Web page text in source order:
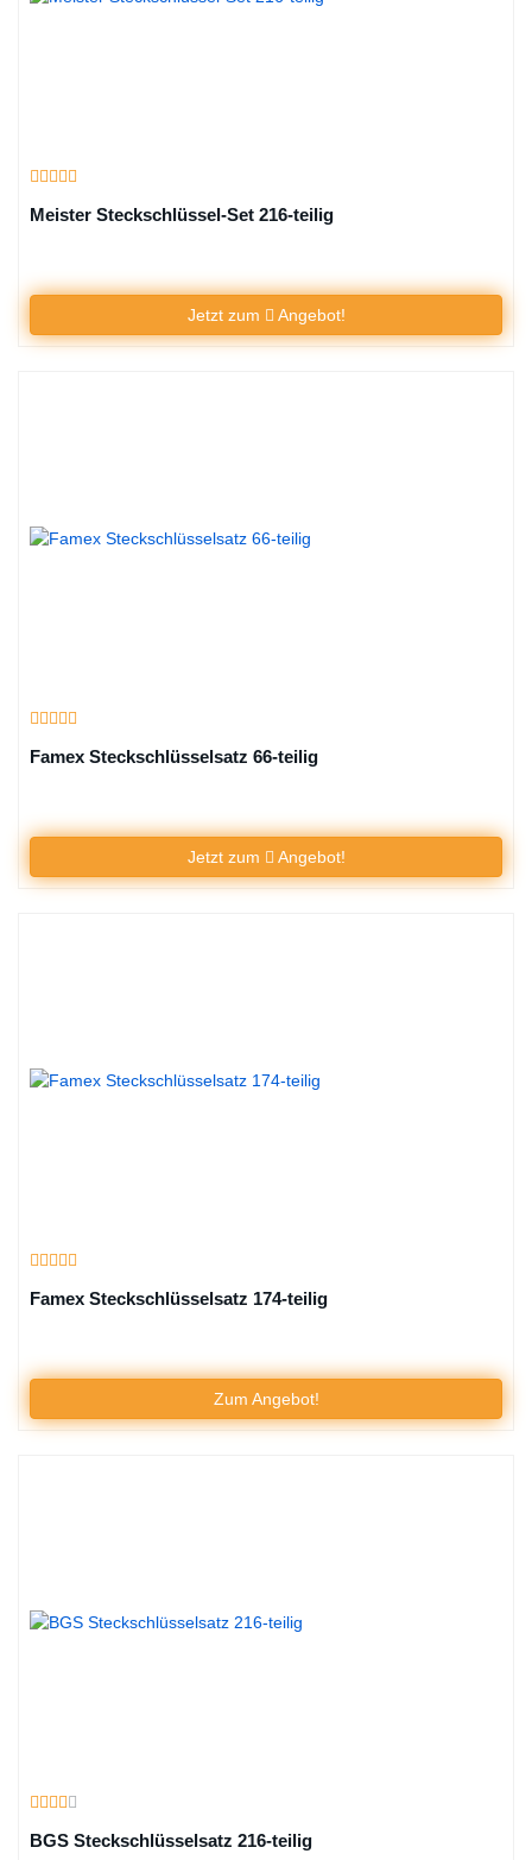
Meister Steckschlüssel-Set 216-teilig
Jetzt zum Angebot!
Famex Steckschlüsselsatz 66-teilig
Jetzt zum Angebot!
Famex Steckschlüsselsatz 174-teilig
Zum Angebot!
BGS Steckschlüsselsatz 216-teilig